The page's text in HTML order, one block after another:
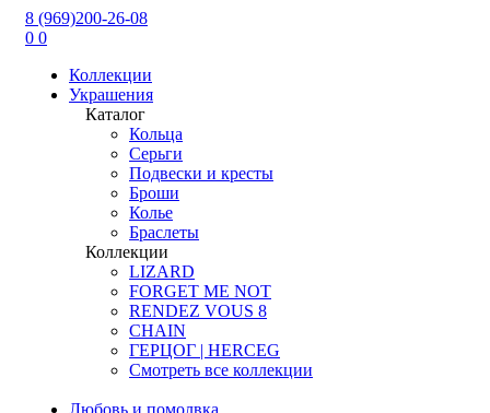
8 (969)200-26-08
0 0
Коллекции
Украшения
Каталог
Кольца
Серьги
Подвески и кресты
Броши
Колье
Браслеты
Коллекции
LIZARD
FORGET ME NOT
RENDEZ VOUS 8
CHAIN
ГЕРЦОГ | HERCEG
Смотреть все коллекции
Любовь и помолвка